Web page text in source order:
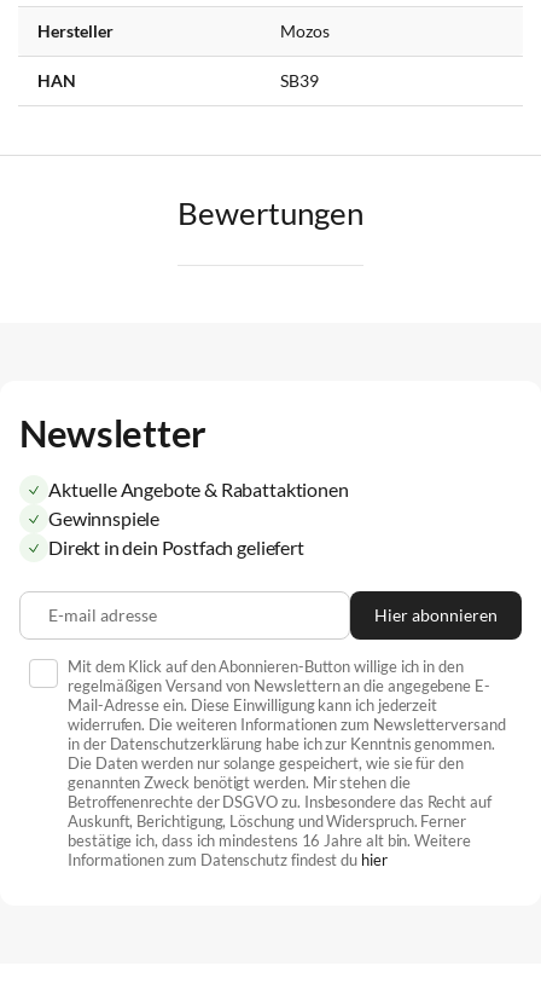
Hersteller Mozos
HAN SB39
Bewertungen
Newsletter
Aktuelle Angebote & Rabattaktionen
Gewinnspiele
Direkt in dein Postfach geliefert
E-mail adresse Hier abonnieren
Mit dem Klick auf den Abonnieren-Button willige ich in den
regelmäßigen Versand von Newslettern an die angegebene E-
Mail-Adresse ein. Diese Einwilligung kann ich jederzeit
widerrufen. Die weiteren Informationen zum Newsletterversand
in der Datenschutzerklärung habe ich zur Kenntnis genommen.
Die Daten werden nur solange gespeichert, wie sie für den
genannten Zweck benötigt werden. Mir stehen die
Betroffenenrechte der DSGVO zu. Insbesondere das Recht auf
Auskunft, Berichtigung, Löschung und Widerspruch. Ferner
bestätige ich, dass ich mindestens 16 Jahre alt bin. Weitere
Informationen zum Datenschutz findest du hier